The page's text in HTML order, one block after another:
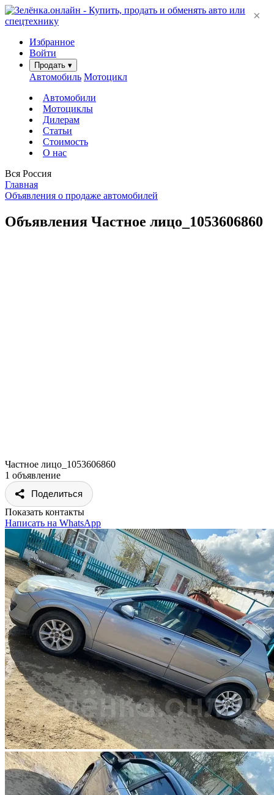
Избранное
Войти
Продать ▾
Автомобиль Мотоцикл
Автомобили
Мотоциклы
Дилерам
Статьи
Стоимость
О нас
Вся Россия
Главная
Объявления о продаже автомобилей
Объявления Частное лицо_1053606860
Частное лицо_1053606860
1 объявление
Поделиться
Показать контакты
Написать на WhatsApp
×